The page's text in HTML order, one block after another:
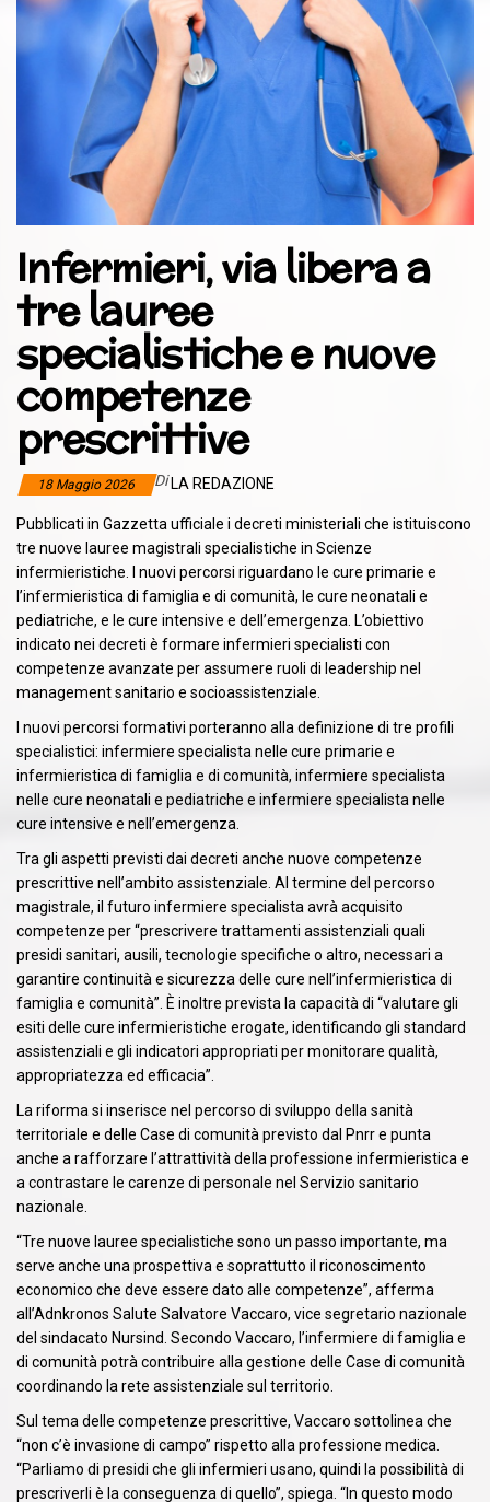
Infermieri, via libera a
tre lauree
specialistiche e nuove
competenze
prescrittive
18 Maggio 2026 Di LA REDAZIONE
Pubblicati in Gazzetta ufficiale i decreti ministeriali che istituiscono
tre nuove lauree magistrali specialistiche in Scienze
infermieristiche. I nuovi percorsi riguardano le cure primarie e
l’infermieristica di famiglia e di comunità, le cure neonatali e
pediatriche, e le cure intensive e dell’emergenza. L’obiettivo
indicato nei decreti è formare infermieri specialisti con
competenze avanzate per assumere ruoli di leadership nel
management sanitario e socioassistenziale.
I nuovi percorsi formativi porteranno alla definizione di tre profili
specialistici: infermiere specialista nelle cure primarie e
infermieristica di famiglia e di comunità, infermiere specialista
nelle cure neonatali e pediatriche e infermiere specialista nelle
cure intensive e nell’emergenza.
Tra gli aspetti previsti dai decreti anche nuove competenze
prescrittive nell’ambito assistenziale. Al termine del percorso
magistrale, il futuro infermiere specialista avrà acquisito
competenze per “prescrivere trattamenti assistenziali quali
presidi sanitari, ausili, tecnologie specifiche o altro, necessari a
garantire continuità e sicurezza delle cure nell’infermieristica di
famiglia e comunità”. È inoltre prevista la capacità di “valutare gli
esiti delle cure infermieristiche erogate, identificando gli standard
assistenziali e gli indicatori appropriati per monitorare qualità,
appropriatezza ed efficacia”.
La riforma si inserisce nel percorso di sviluppo della sanità
territoriale e delle Case di comunità previsto dal Pnrr e punta
anche a rafforzare l’attrattività della professione infermieristica e
a contrastare le carenze di personale nel Servizio sanitario
nazionale.
“Tre nuove lauree specialistiche sono un passo importante, ma
serve anche una prospettiva e soprattutto il riconoscimento
economico che deve essere dato alle competenze”, afferma
all’Adnkronos Salute Salvatore Vaccaro, vice segretario nazionale
del sindacato Nursind. Secondo Vaccaro, l’infermiere di famiglia e
di comunità potrà contribuire alla gestione delle Case di comunità
coordinando la rete assistenziale sul territorio.
Sul tema delle competenze prescrittive, Vaccaro sottolinea che
“non c’è invasione di campo” rispetto alla professione medica.
“Parliamo di presidi che gli infermieri usano, quindi la possibilità di
prescriverli è la conseguenza di quello”, spiega. “In questo modo